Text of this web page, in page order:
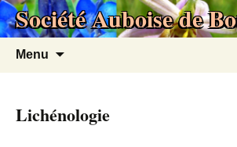
Aller
auSociété Auboise de
Menu
Lichénologie